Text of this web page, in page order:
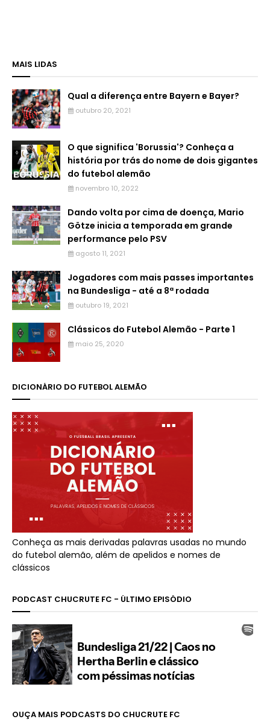
MAIS LIDAS
Qual a diferença entre Bayern e Bayer?
outubro 20, 2021
O que significa 'Borussia'? Conheça a
história por trás do nome de dois gigantes
do futebol alemão
novembro 10, 2022
Dando volta por cima de doença, Mario
Götze inicia a temporada em grande
performance pelo PSV
agosto 11, 2021
Jogadores com mais passes importantes
na Bundesliga - até a 8ª rodada
outubro 19, 2021
Clássicos do Futebol Alemão - Parte 1
maio 25, 2020
DICIONÁRIO DO FUTEBOL ALEMÃO
Conheça as mais derivadas palavras usadas no mundo
do futebol alemão, além de apelidos e nomes de
clássicos
PODCAST CHUCRUTE FC - ÚLTIMO EPISÓDIO
OUÇA MAIS PODCASTS DO CHUCRUTE FC